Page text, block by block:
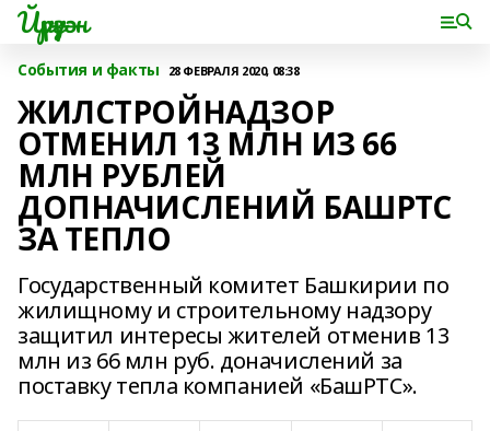
Йүрүҙән
События и факты 28 ФЕВРАЛЯ 2020, 08:38
ЖИЛСТРОЙНАДЗОР
ОТМЕНИЛ 13 МЛН ИЗ 66
МЛН РУБЛЕЙ
ДОПНАЧИСЛЕНИЙ БАШРТС
ЗА ТЕПЛО
Государственный комитет Башкирии по
жилищному и строительному надзору
защитил интересы жителей отменив 13
млн из 66 млн руб. доначислений за
поставку тепла компанией «БашРТС».